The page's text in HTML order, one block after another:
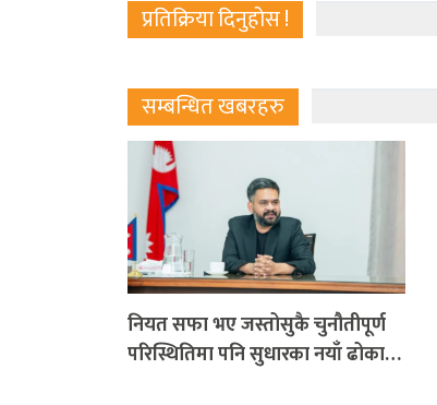
प्रतिक्रिया दिनुहोस !
सम्बन्धित खबरहरु
नियत सफा भए जस्तोसुकै चुनौतीपूर्ण
परिस्थितिमा पनि सुधारका नयाँ ढोका…